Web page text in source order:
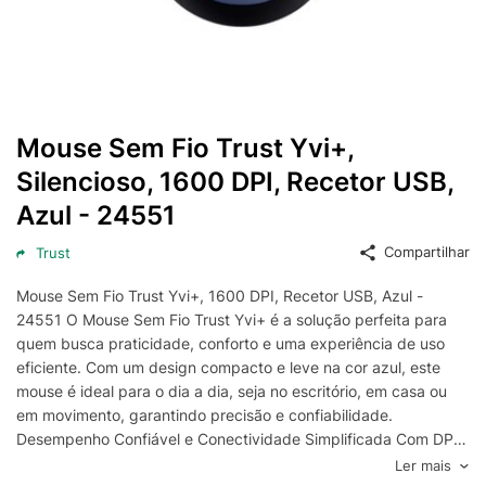
Mouse Sem Fio Trust Yvi+,
Silencioso, 1600 DPI, Recetor USB,
Azul - 24551
Trust Compartilhar
Mouse Sem Fio Trust Yvi+, 1600 DPI, Recetor USB, Azul -
24551 O Mouse Sem Fio Trust Yvi+ é a solução perfeita para
quem busca praticidade, conforto e uma experiência de uso
eficiente. Com um design compacto e leve na cor azul, este
mouse é ideal para o dia a dia, seja no escritório, em casa ou
em movimento, garantindo precisão e confiabilidade.
Desempenho Confiável e Conectividade Simplificada Com DPI
ajustável de 800 a 1600, você pode alternar a sensibilidade do
Ler mais